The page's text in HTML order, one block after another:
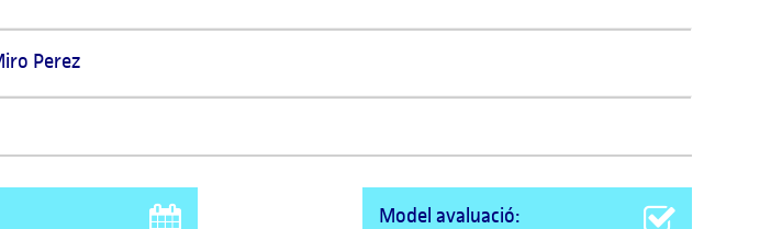
Perez
Model avaluació: